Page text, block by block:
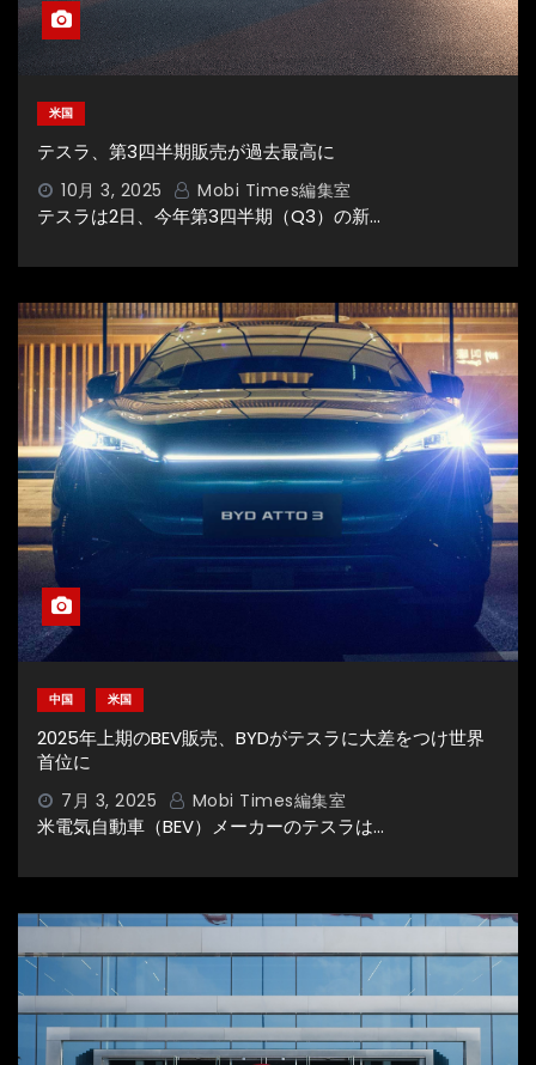
米国
テスラ、第3四半期販売が過去最高に
10月 3, 2025 Mobi Times編集室
テスラは2日、今年第3四半期（Q3）の新…
中国 米国
2025年上期のBEV販売、BYDがテスラに大差をつけ世界
首位に
7月 3, 2025 Mobi Times編集室
米電気自動車（BEV）メーカーのテスラは…